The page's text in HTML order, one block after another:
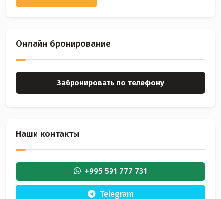
Онлайн бронирование
Забронировать по телефону
Наши контакты
+995 591 777 731
Telegram